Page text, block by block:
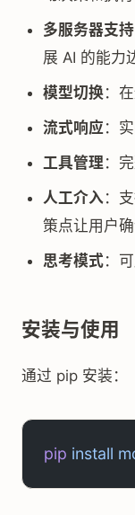
多服务器支持
展 AI 的能力
模型切换：
流式响应：
工具管理：
人工介入：
策点让用户
思考模式：
安装与使用
通过 pip 安装：
pip install